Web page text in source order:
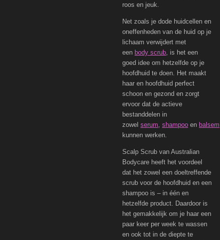
roos en jeuk.
Net zoals je dode huidcellen en
oneffenheden van de huid op je
lichaam verwijdert met
een body scrub , is het een
goed idee om hetzelfde op je
hoofdhuid te doen. Het maakt
haar en hoofdhuid perfect
schoon en gezond en zorgt
ervoor dat de actieve
bestanddelen in
zowel serum shampoo en balsem
kunnen werken.
Scalp Scrub van Australian
Bodycare heeft het voordeel
dat het zowel een doeltreffende
scrub voor de hoofdhuid en een
shampoo is – in één en
hetzelfde product. Daardoor is
het gemakkelijk om je haar een
paar keer per week te wassen
en ook tot in de diepte te